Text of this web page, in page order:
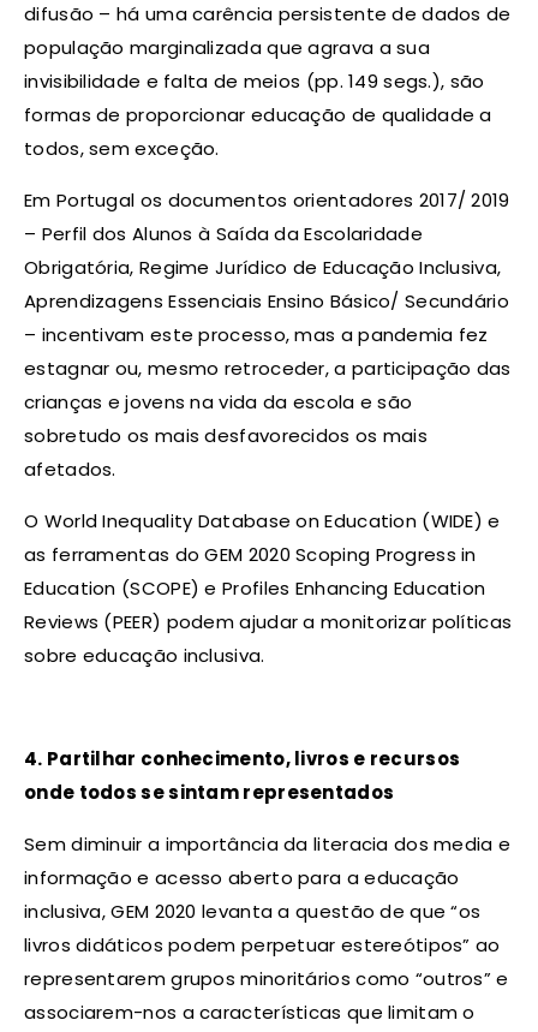
difusão – há uma carência persistente de dados de
população marginalizada que agrava a sua
invisibilidade e falta de meios (pp. 149 segs.), são
formas de proporcionar educação de qualidade a
todos, sem exceção.
Em Portugal os documentos orientadores 2017/ 2019
– Perfil dos Alunos à Saída da Escolaridade
Obrigatória, Regime Jurídico de Educação Inclusiva,
Aprendizagens Essenciais Ensino Básico/ Secundário
– incentivam este processo, mas a pandemia fez
estagnar ou, mesmo retroceder, a participação das
crianças e jovens na vida da escola e são
sobretudo os mais desfavorecidos os mais
afetados.
O World Inequality Database on Education (WIDE) e
as ferramentas do GEM 2020 Scoping Progress in
Education (SCOPE) e Profiles Enhancing Education
Reviews (PEER) podem ajudar a monitorizar políticas
sobre educação inclusiva.
4. Partilhar conhecimento, livros e recursos
onde todos se sintam representados
Sem diminuir a importância da literacia dos media e
informação e acesso aberto para a educação
inclusiva, GEM 2020 levanta a questão de que “os
livros didáticos podem perpetuar estereótipos” ao
representarem grupos minoritários como “outros” e
associarem-nos a características que limitam o